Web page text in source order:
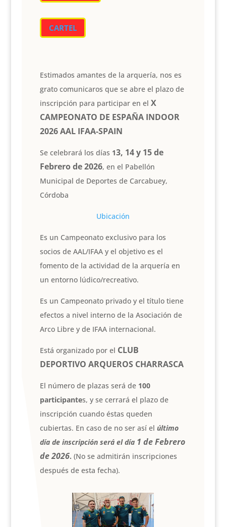
CARTEL
Estimados amantes de la arquería, nos es
grato comunicaros que se abre el plazo de
inscripción para participar en el X
CAMPEONATO DE ESPAÑA INDOOR
2026 AAL IFAA-SPAIN
Se celebrará los días 13, 14 y 15 de
Febrero de 2026, en el Pabellón
Municipal de Deportes de Carcabuey,
Córdoba
Ubicación
Es un Campeonato exclusivo para los
socios de AAL/IFAA y el objetivo es el
fomento de la actividad de la arquería en
un entorno lúdico/recreativo.
Es un Campeonato privado y el título tiene
efectos a nivel interno de la Asociación de
Arco Libre y de IFAA internacional.
Está organizado por el CLUB
DEPORTIVO ARQUEROS CHARRASCA
El número de plazas será de100
participantes, y se cerrará el plazo de
inscripción cuando éstas queden
cubiertas. En caso de no ser así el último
día de inscripción será el día 1 de Febrero
de 2026. (No se admitirán inscripciones
después de esta fecha).